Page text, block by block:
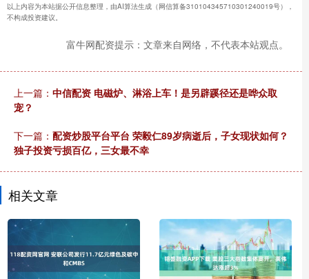
以上内容为本站据公开信息整理，由AI算法生成（网信算备310104345710301240019号），
不构成投资建议。
富牛网配资提示：文章来自网络，不代表本站观点。
上一篇： 中信配资 电磁炉、淋浴上车！是另辟蹊径还是哗众取
宠？
下一篇： 配资炒股平台平台 荣毅仁89岁病逝后，子女现状如何？
独子投资亏损百亿，三女最不幸
相关文章